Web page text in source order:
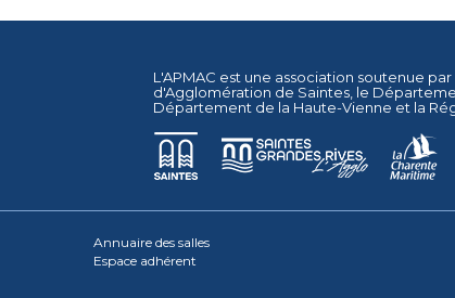
L'APMAC est une association soutenue par
d'Agglomération de Saintes , le
Département de la Haute-Vienne et la
Annuaire des salles
Espace adhérent